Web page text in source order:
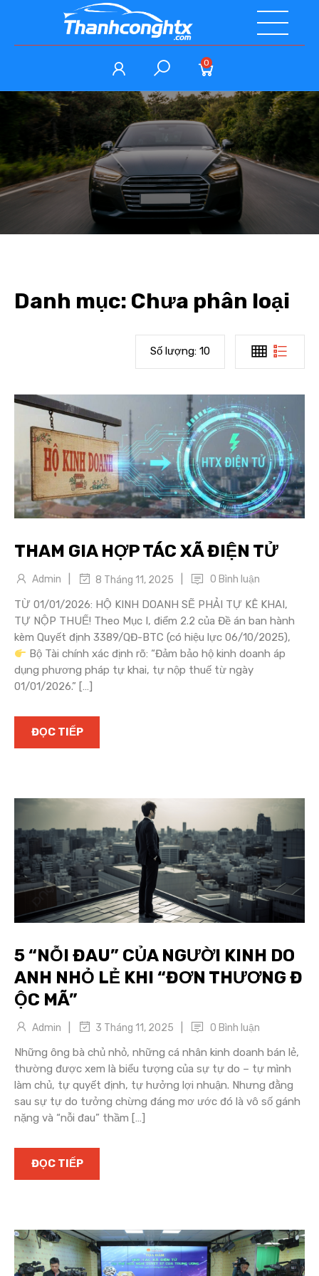
0
Danh mục: Chưa phân loại
Số lượng: 10
THAM GIA HỢP TÁC XÃ ĐIỆN TỬ
Admin 8 Tháng 11, 2025 0 Bình luận
TỪ 01/01/2026: HỘ KINH DOANH SẼ PHẢI TỰ KÊ KHAI,
TỰ NỘP THUẾ! Theo Mục I, điểm 2.2 của Đề án ban hành
kèm Quyết định 3389/QĐ-BTC (có hiệu lực 06/10/2025),
Bộ Tài chính xác định rõ: “Đảm bảo hộ kinh doanh áp
dụng phương pháp tự khai, tự nộp thuế từ ngày
01/01/2026.” […]
ĐỌC TIẾP
5 “NỖI ĐAU” CỦA NGƯỜI KINH DO
ANH NHỎ LẺ KHI “ĐƠN THƯƠNG Đ
ỘC MÃ”
Admin 3 Tháng 11, 2025 0 Bình luận
Những ông bà chủ nhỏ, những cá nhân kinh doanh bán lẻ,
thường được xem là biểu tượng của sự tự do – tự mình
làm chủ, tự quyết định, tự hưởng lợi nhuận. Nhưng đằng
sau sự tự do tưởng chừng đáng mơ ước đó là vô số gánh
nặng và “nỗi đau” thầm […]
ĐỌC TIẾP